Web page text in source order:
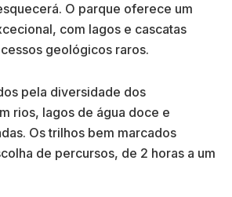
O parque oferece um
com lagos e cascatas
geológicos raros.
pela diversidade dos
rios, lagos de água doce e
Os trilhos bem marcados
de percursos, de 2 horas a um